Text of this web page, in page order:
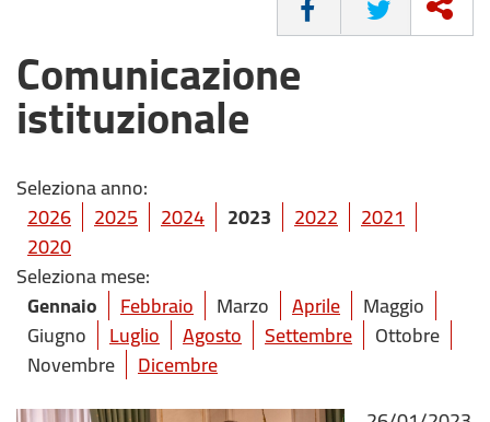
CONDIVIDI
Comunicazione
istituzionale
Seleziona anno:
2026
2025 2024 2023 2022
2021
2020
Seleziona mese:
Gennaio
Febbraio Marzo Aprile
Maggio
Giugno
Luglio Agosto Settembre
Ottobre
Novembre
Dicembre